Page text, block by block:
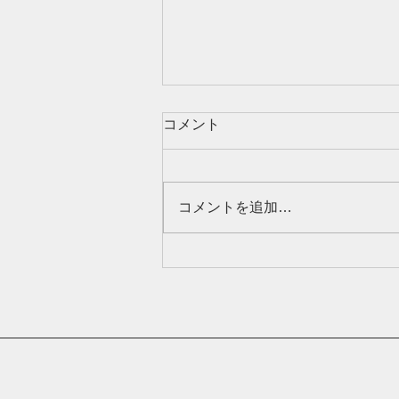
８月の休業日のお知らせ
８月８日（土）～８月１６日
コメント
コメントを追加…